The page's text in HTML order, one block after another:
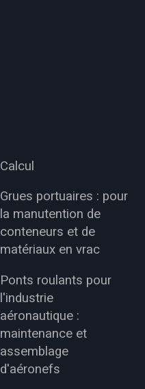
Calcul
Grues portuaires : pour
la manutention de
conteneurs et de
matériaux en vrac
Ponts roulants pour
l'industrie
aéronautique :
maintenance et
assemblage
d'aéronefs